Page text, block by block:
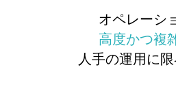
オペレーシ
高度かつ複
人手の運用に